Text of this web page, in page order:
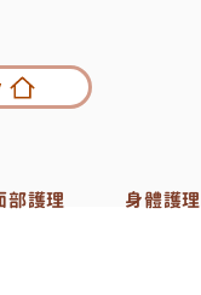
部護理 身體護理